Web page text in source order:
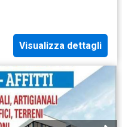
Visualizza dettagli